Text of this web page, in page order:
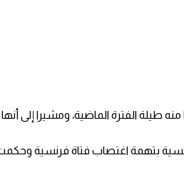
طيلة الفترة الماضية، ومشيرا إلى
بتهمة اغتصاب فتاة فرنسية